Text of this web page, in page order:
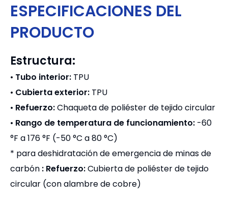
ESPECIFICACIONES DEL
PRODUCTO
Estructura:
• Tubo interior: TPU
• Cubierta exterior: TPU
• Refuerzo:Chaqueta de poliéster de tejido circular
• Rango de temperatura de funcionamiento: -60
°F a 176 °F (-50 °C a 80 °C)
* para deshidratación de emergencia de minas de
carbón : Refuerzo:Cubierta de poliéster de tejido
circular (con alambre de cobre)